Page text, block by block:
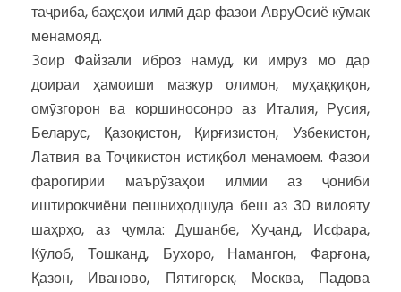
таҷриба, баҳсҳои илмӣ дар фазои АвруОсиё кӯмак
менамояд.
Зоир Файзалӣ иброз намуд, ки имрӯз мо дар
доираи ҳамоиши мазкур олимон, муҳаққиқон,
омӯзгорон ва коршиносонро аз Италия, Русия,
Беларус, Қазоқистон, Қирғизистон, Узбекистон,
Латвия ва Тоҷикистон истиқбол менамоем. Фазои
фарогирии маърӯзаҳои илмии аз ҷониби
иштирокчиёни пешниҳодшуда беш аз 30 вилояту
шаҳрҳо, аз ҷумла: Душанбе, Хуҷанд, Исфара,
Кӯлоб, Тошканд, Бухоро, Намангон, Фарғона,
Қазон, Иваново, Пятигорск, Москва, Падова